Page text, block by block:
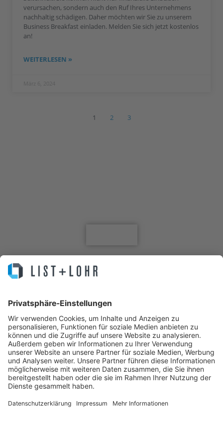
verursachen, sondern auch den Ruf Ihres Unternehmens
nachhaltig schädigen. Daher möchten wir Sie zu unserem
Business Breakfast einladen. Melden Sie sich jetzt kostenlos
an!
WEITERLESEN »
März 6, 2024
1 2 3
Sie machen Business. Wir Ihre IT.
IT Service, Lösungen, Helpdesk, Infrastruktur, Cloud, Hosting,
Managed Backup, Managed Server, Managed Antivirus, MPS, All-IP,
IT Security und Externer Datenschutzbeauftragter – Das Systemhaus
für die Region Hannover.